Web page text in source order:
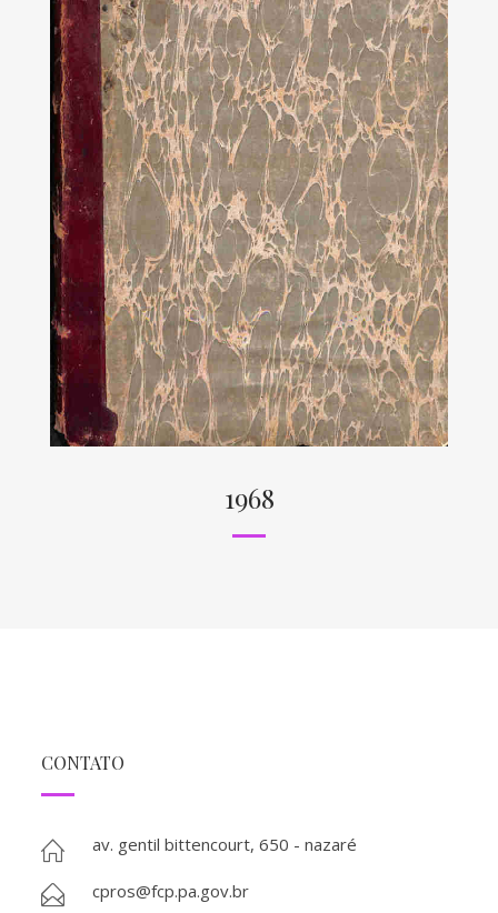
1968
CONTATO
av. gentil bittencourt, 650 - nazaré
cpros@fcp.pa.gov.br